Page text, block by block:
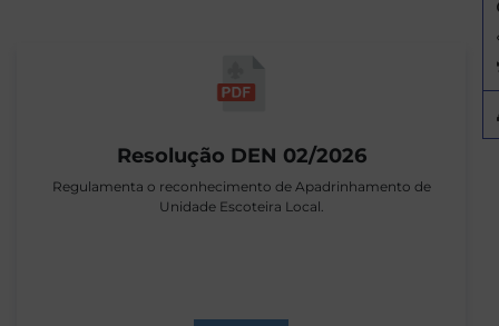
Resolução DEN 02/2026
Regulamenta o reconhecimento de Apadrinhamento de
Unidade Escoteira Local.